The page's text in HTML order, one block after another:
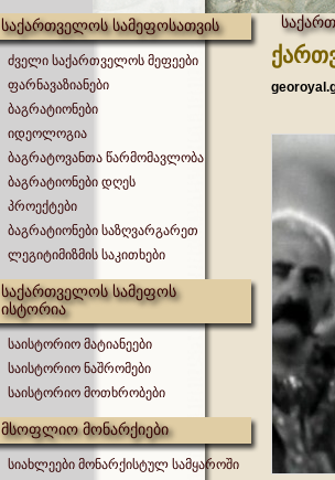
საქართველოს სამეფოსათვის
ძველი საქართველოს მეფეები
ფარნავაზიანები
ბაგრატიონები
იდეოლოგია
ბაგრატოვანთა წარმომავლობა
ბაგრატიონები დღეს
პროექტები
ბაგრატიონები საზღვარგარეთ
ლეგიტიმიზმის საკითხები
საქართველოს სამეფოს
ისტორია
საისტორიო მატიანეები
საისტორიო ნაშრომები
საისტორიო მოთხრობები
მსოფლიო მონარქიები
სიახლეები მონარქისტულ სამყაროში